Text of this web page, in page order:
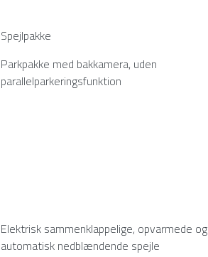
Spejlpakke
Parkpakke med bakkamera, uden
parallelparkeringsfunktion
Elektrisk sammenklappelige, opvarmede og
automatisk nedblændende spejle